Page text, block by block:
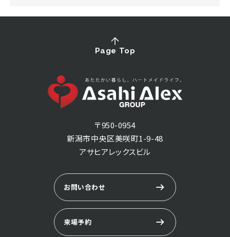
Page Top
〒950-0954
新潟市中央区美咲町1-9-48
アサヒアレックスビル
お問い合わせ
来場予約